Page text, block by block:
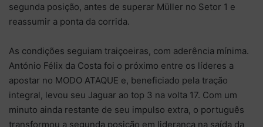
segunda posição, antes de superar Müller no Setor 1 e
reassumir a ponta da corrida.
As condições seguiam traiçoeiras, com aderência mínima.
António Félix da Costa foi o próximo entre os líderes a
apostar no MODO ATAQUE e, beneficiado pela tração
integral, levou seu Jaguar ao top 3 na volta 17. Com um
minuto ainda restante de seu impulso extra, o português
transformou a segunda posição em liderança na saída da